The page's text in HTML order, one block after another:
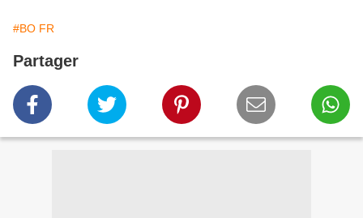
#BO FR
Partager